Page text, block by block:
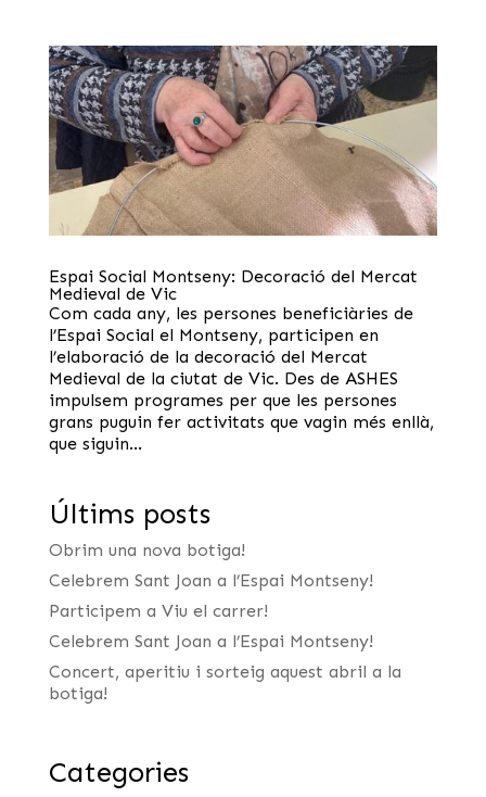
Espai Social Montseny: Decoració del Mercat
Medieval de Vic
Com cada any, les persones beneficiàries de
l’Espai Social el Montseny, participen en
l’elaboració de la decoració del Mercat
Medieval de la ciutat de Vic. Des de ASHES
impulsem programes per que les persones
grans puguin fer activitats que vagin més enllà,
que siguin...
Últims posts
Obrim una nova botiga!
Celebrem Sant Joan a l’Espai Montseny!
Participem a Viu el carrer!
Celebrem Sant Joan a l’Espai Montseny!
Concert, aperitiu i sorteig aquest abril a la
botiga!
Categories